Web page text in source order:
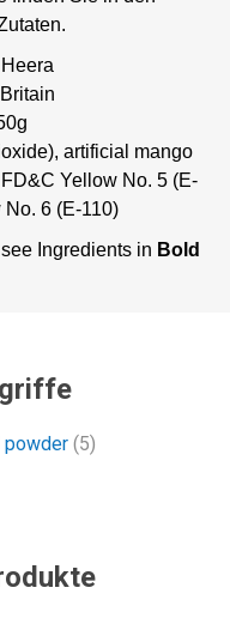
Heera
artificial mango
Yellow No. 5 (E-
6 (E-110)
Ingredients in Bold
powder (5)